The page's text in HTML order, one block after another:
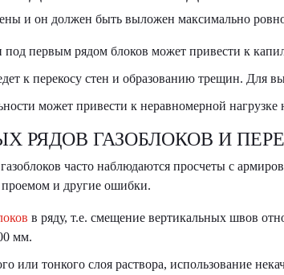
и он должен быть выложен максимально
под первым рядом блоков может привести к
к перекосу стен и образованию трещин. Для
может привести к неравномерной
РЯДОВ ГАЗОБЛОКОВ И
часто наблюдаются просчеты с
и другие ошибки.
в ряду, т.е. смещение вертикальных швов
мм.
или тонкого слоя раствора, использование